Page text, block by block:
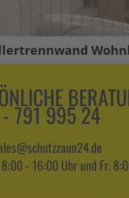
791 995 24
8:00 - 16:00 Uhr und Fr.